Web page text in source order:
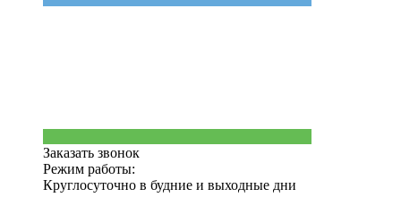
Заказать звонок
Режим работы:
Круглосуточно в будние и выходные дни